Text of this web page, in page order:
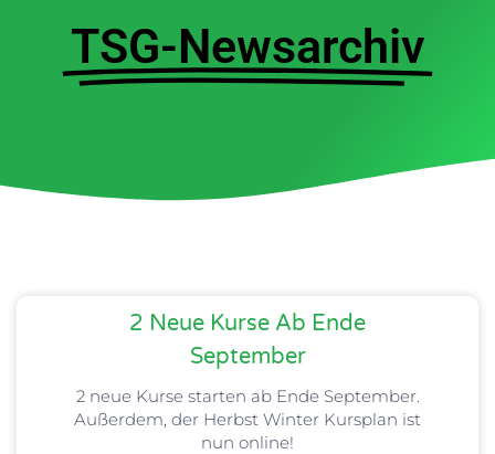
TSG-Newsarchiv
2 Neue Kurse Ab Ende
September
2 neue Kurse starten ab Ende September.
Außerdem, der Herbst Winter Kursplan ist
nun online!